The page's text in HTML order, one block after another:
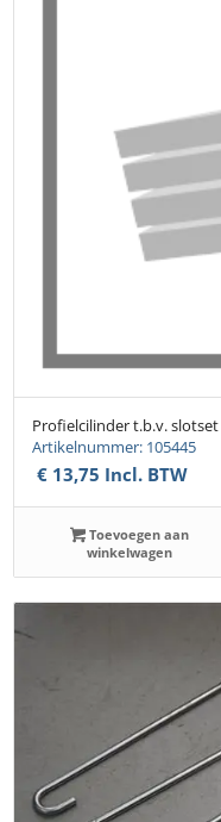
Profielcilinder t.b.v. slotset
Artikelnummer: 105445
€ 13,75 Incl. BTW
Toevoegen aan
winkelwagen